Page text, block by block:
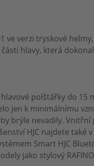
verzi tryskové
hlavy, která
polštářky do
jen k minimálnímu
brýle nevadily.
HJC najdete také
Smart HJC
jako stylový